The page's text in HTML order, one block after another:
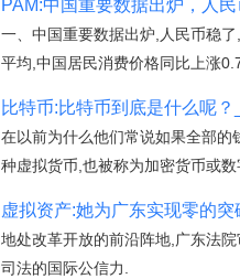
PAM:中国重要数据出炉，人
一、中国重要数据出炉,人民币稳
平均,中国居民消费价格同比上涨
比特币:比特币到底是什么呢？
在以前为什么他们常说如果全部
种虚拟货币,也被称为加密货币或数
虚拟资产:她为广东实现零的
地处改革开放的前沿阵地,广东法
司法的国际公信力.